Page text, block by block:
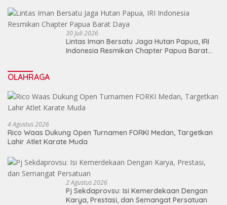
30 Juli 2026
Lintas Iman Bersatu Jaga Hutan Papua, IRI
Indonesia Resmikan Chapter Papua Barat
OLAHRAGA
4 Agustus 2026
Rico Waas Dukung Open Turnamen FORKI Medan, Targetkan
Lahir Atlet Karate Muda
2 Agustus 2026
Pj Sekdaprovsu: Isi Kemerdekaan Dengan
Karya, Prestasi, dan Semangat Persatuan